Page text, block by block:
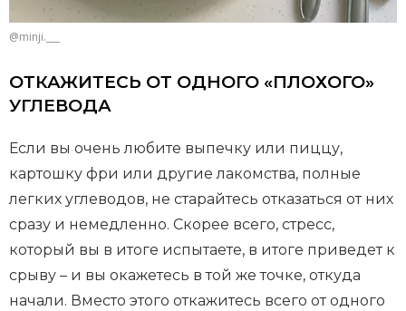
@minji.___
ОТКАЖИТЕСЬ ОТ ОДНОГО «ПЛОХОГО»
УГЛЕВОДА
Если вы очень любите выпечку или пиццу,
картошку фри или другие лакомства, полные
легких углеводов, не старайтесь отказаться от них
сразу и немедленно. Скорее всего, стресс,
который вы в итоге испытаете, в итоге приведет к
срыву – и вы окажетесь в той же точке, откуда
начали. Вместо этого откажитесь всего от одного